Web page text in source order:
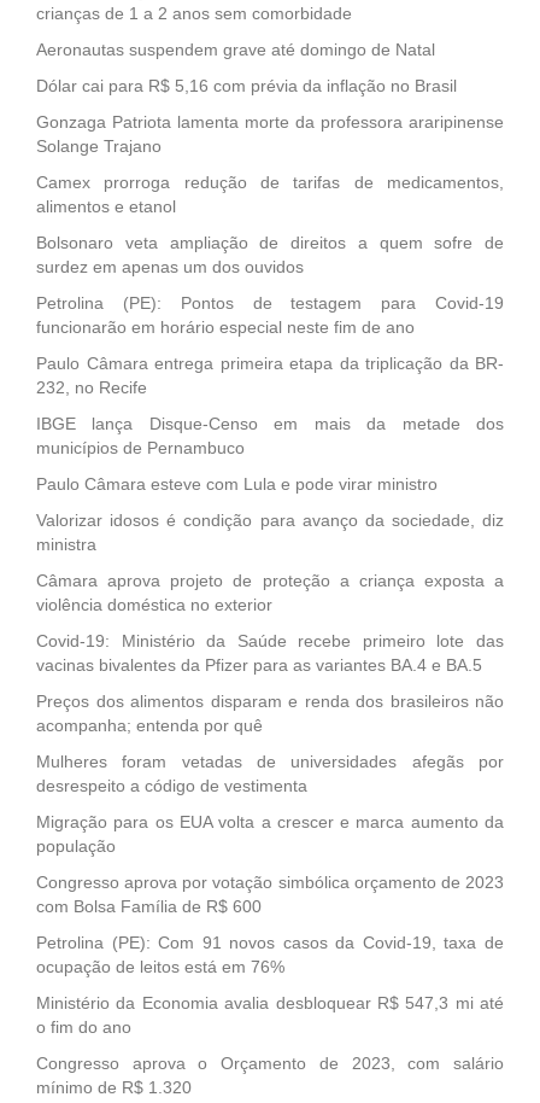
crianças de 1 a 2 anos sem comorbidade
Aeronautas suspendem grave até domingo de Natal
Dólar cai para R$ 5,16 com prévia da inflação no Brasil
Gonzaga Patriota lamenta morte da professora araripinense
Solange Trajano
Camex prorroga redução de tarifas de medicamentos,
alimentos e etanol
Bolsonaro veta ampliação de direitos a quem sofre de
surdez em apenas um dos ouvidos
Petrolina (PE): Pontos de testagem para Covid-19
funcionarão em horário especial neste fim de ano
Paulo Câmara entrega primeira etapa da triplicação da BR-
232, no Recife
IBGE lança Disque-Censo em mais da metade dos
municípios de Pernambuco
Paulo Câmara esteve com Lula e pode virar ministro
Valorizar idosos é condição para avanço da sociedade, diz
ministra
Câmara aprova projeto de proteção a criança exposta a
violência doméstica no exterior
Covid-19: Ministério da Saúde recebe primeiro lote das
vacinas bivalentes da Pfizer para as variantes BA.4 e BA.5
Preços dos alimentos disparam e renda dos brasileiros não
acompanha; entenda por quê
Mulheres foram vetadas de universidades afegãs por
desrespeito a código de vestimenta
Migração para os EUA volta a crescer e marca aumento da
população
Congresso aprova por votação simbólica orçamento de 2023
com Bolsa Família de R$ 600
Petrolina (PE): Com 91 novos casos da Covid-19, taxa de
ocupação de leitos está em 76%
Ministério da Economia avalia desbloquear R$ 547,3 mi até
o fim do ano
Congresso aprova o Orçamento de 2023, com salário
mínimo de R$ 1.320